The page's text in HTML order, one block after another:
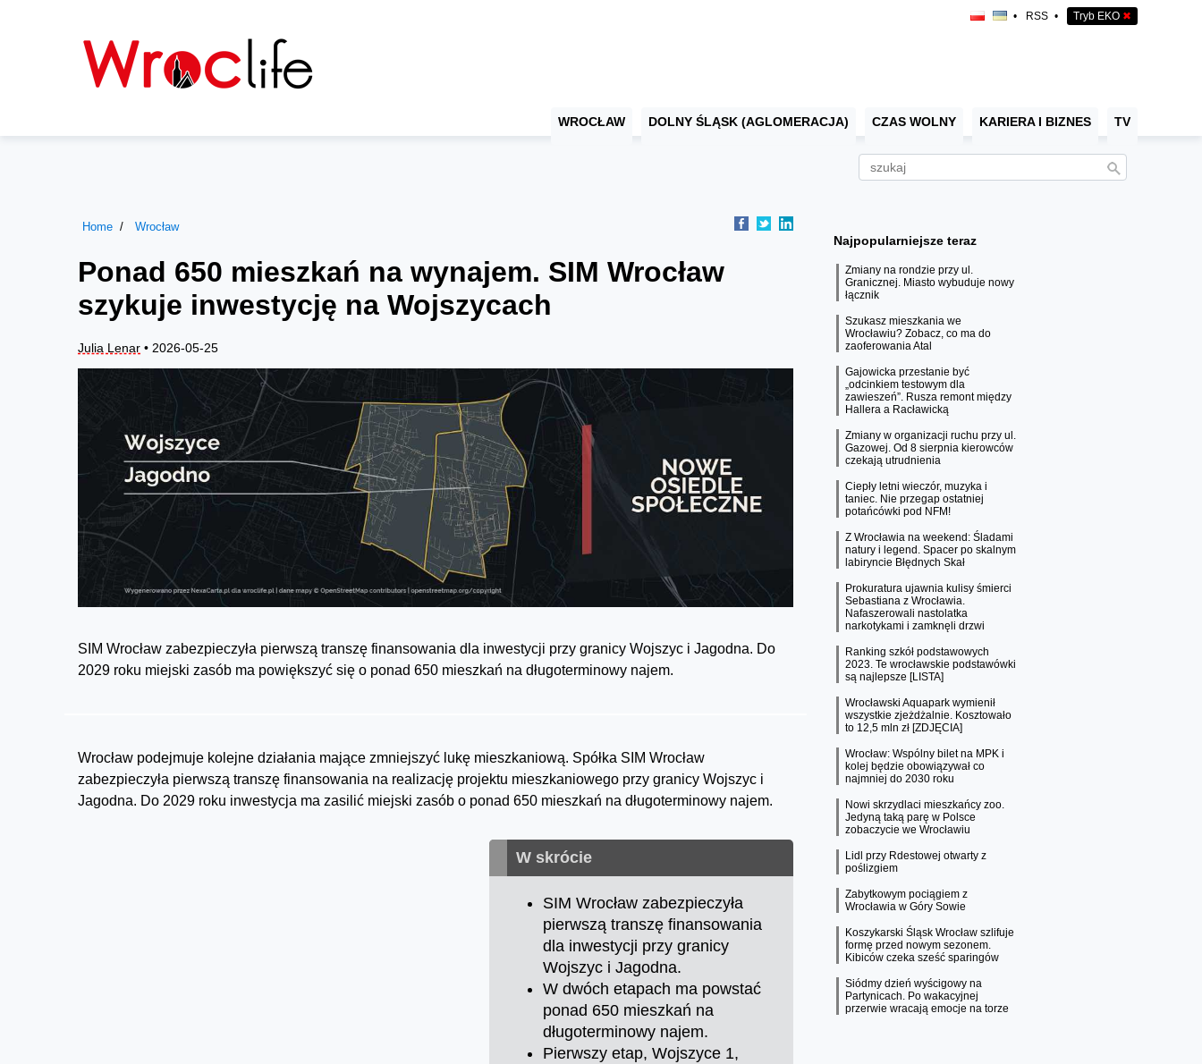
• RSS • Tryb EKO ✖
WROCŁAW DOLNY ŚLĄSK (AGLOMERACJA) CZAS WOLNY KARIERA I BIZNES TV
Home Wrocław
Ponad 650 mieszkań na wynajem. SIM Wrocław
szykuje inwestycję na Wojszycach
Julia Lenar • 2026-05-25
SIM Wrocław zabezpieczyła pierwszą transzę finansowania dla inwestycji przy granicy Wojszyc i Jagodna. Do
2029 roku miejski zasób ma powiększyć się o ponad 650 mieszkań na długoterminowy najem.
Wrocław podejmuje kolejne działania mające zmniejszyć lukę mieszkaniową. Spółka SIM Wrocław
zabezpieczyła pierwszą transzę finansowania na realizację projektu mieszkaniowego przy granicy Wojszyc i
Jagodna. Do 2029 roku inwestycja ma zasilić miejski zasób o ponad 650 mieszkań na długoterminowy najem.
W skrócie
SIM Wrocław zabezpieczyła
pierwszą transzę finansowania
dla inwestycji przy granicy
Wojszyc i Jagodna.
W dwóch etapach ma powstać
ponad 650 mieszkań na
długoterminowy najem.
Pierwszy etap, Wojszyce 1,
Najpopularniejsze teraz
Zmiany na rondzie przy ul.
Granicznej. Miasto wybuduje nowy
łącznik
Szukasz mieszkania we
Wrocławiu? Zobacz, co ma do
zaoferowania Atal
Gajowicka przestanie być
„odcinkiem testowym dla
zawieszeń”. Rusza remont między
Hallera a Racławicką
Zmiany w organizacji ruchu przy ul.
Gazowej. Od 8 sierpnia kierowców
czekają utrudnienia
Ciepły letni wieczór, muzyka i
taniec. Nie przegap ostatniej
potańcówki pod NFM!
Z Wrocławia na weekend: Śladami
natury i legend. Spacer po skalnym
labiryncie Błędnych Skał
Prokuratura ujawnia kulisy śmierci
Sebastiana z Wrocławia.
Nafaszerowali nastolatka
narkotykami i zamknęli drzwi
Ranking szkół podstawowych
2023. Te wrocławskie podstawówki
są najlepsze [LISTA]
Wrocławski Aquapark wymienił
wszystkie zjeżdżalnie. Kosztowało
to 12,5 mln zł [ZDJĘCIA]
Wrocław: Wspólny bilet na MPK i
kolej będzie obowiązywał co
najmniej do 2030 roku
Nowi skrzydlaci mieszkańcy zoo.
Jedyną taką parę w Polsce
zobaczycie we Wrocławiu
Lidl przy Rdestowej otwarty z
poślizgiem
Zabytkowym pociągiem z
Wrocławia w Góry Sowie
Koszykarski Śląsk Wrocław szlifuje
formę przed nowym sezonem.
Kibiców czeka sześć sparingów
Siódmy dzień wyścigowy na
Partynicach. Po wakacyjnej
przerwie wracają emocje na torze